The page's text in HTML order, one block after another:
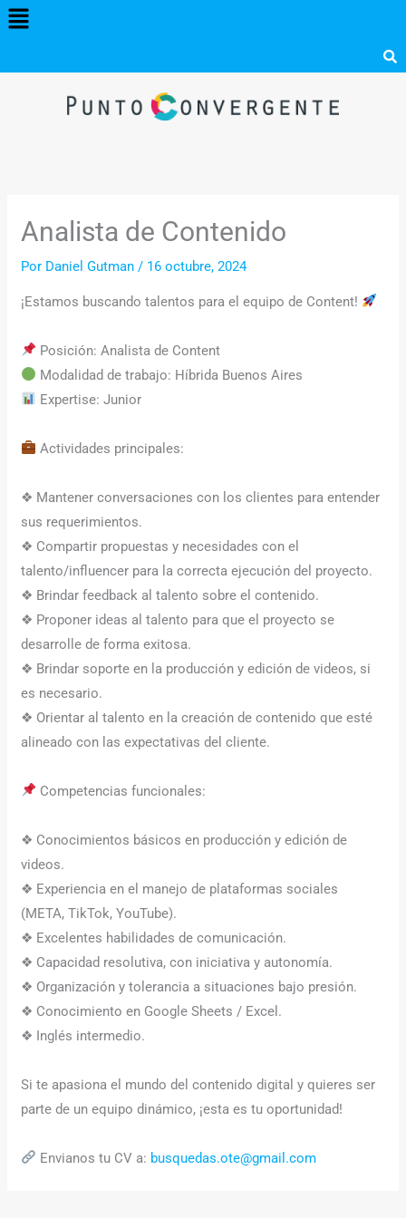
Menú
Analista de Contenido
Por Daniel Gutman/ 16 octubre, 2024
¡Estamos buscando talentos para el equipo de Content!
Posición: Analista de Content
Modalidad de trabajo: Híbrida Buenos Aires
Expertise: Junior
Actividades principales:
❖ Mantener conversaciones con los clientes para entender
sus requerimientos.
❖ Compartir propuestas y necesidades con el
talento/influencer para la correcta ejecución del proyecto.
❖ Brindar feedback al talento sobre el contenido.
❖ Proponer ideas al talento para que el proyecto se
desarrolle de forma exitosa.
❖ Brindar soporte en la producción y edición de videos, si
es necesario.
❖ Orientar al talento en la creación de contenido que esté
alineado con las expectativas del cliente.
Competencias funcionales:
❖ Conocimientos básicos en producción y edición de
videos.
❖ Experiencia en el manejo de plataformas sociales
(META, TikTok, YouTube).
❖ Excelentes habilidades de comunicación.
❖ Capacidad resolutiva, con iniciativa y autonomía.
❖ Organización y tolerancia a situaciones bajo presión.
❖ Conocimiento en Google Sheets / Excel.
❖ Inglés intermedio.
Si te apasiona el mundo del contenido digital y quieres ser
parte de un equipo dinámico, ¡esta es tu oportunidad!
Envianos tu CV a: busquedas.ote@gmail.com